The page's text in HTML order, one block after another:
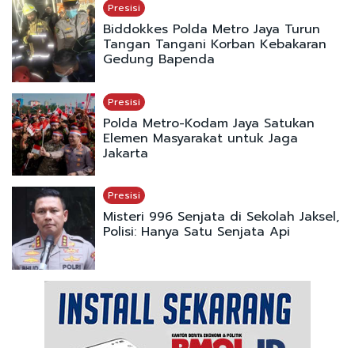
Presisi
Biddokkes Polda Metro Jaya Turun
Tangan Tangani Korban Kebakaran
Gedung Bapenda
Presisi
Polda Metro-Kodam Jaya Satukan
Elemen Masyarakat untuk Jaga
Jakarta
Presisi
Misteri 996 Senjata di Sekolah Jaksel,
Polisi: Hanya Satu Senjata Api